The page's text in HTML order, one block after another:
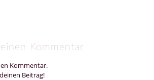
Kommentar
Kommentar.
Beitrag!